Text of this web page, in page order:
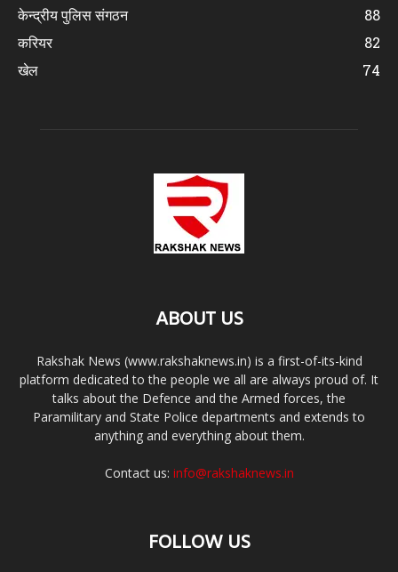
केन्द्रीय पुलिस संगठन
88
करियर
82
खेल
74
ABOUT US
Rakshak News (www.rakshaknews.in) is a first-of-its-kind
platform dedicated to the people we all are always proud of. It
talks about the Defence and the Armed forces, the
Paramilitary and State Police departments and extends to
anything and everything about them.
Contact us: info@rakshaknews.in
FOLLOW US